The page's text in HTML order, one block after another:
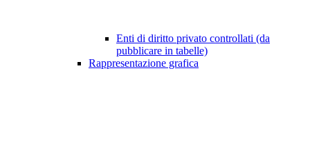
Enti di diritto privato controllati (da
pubblicare in tabelle)
Rappresentazione grafica